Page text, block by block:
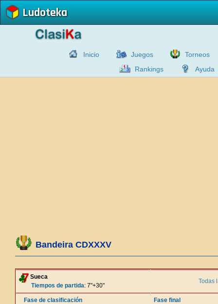
Ludoteka
Inicio Juegos
Torneos
Rankings
Ayuda
Bandeira CDXXXV
Sueca
Tiempos de partida: 7"+30"
Todas
Fase de clasificación
Fase final